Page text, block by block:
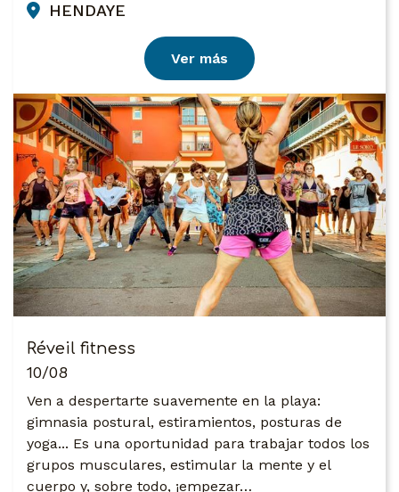
HENDAYE
Ver más
Réveil fitness
10/08
Ven a despertarte suavemente en la playa:
gimnasia postural, estiramientos, posturas de
yoga... Es una oportunidad para trabajar todos los
grupos musculares, estimular la mente y el
cuerpo y, sobre todo, ¡empezar…